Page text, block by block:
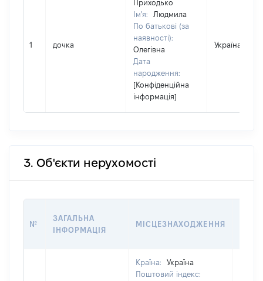
1 дочка
Приходько
Ім'я:
Людмила
По батькові (за
наявності):
Олегівна
Дата
народження:
[Конфіденційна
інформація]
Україна
3. Об'єкти нерухомості
№
ЗАГАЛЬНА
ІНФОРМАЦІЯ
МІСЦЕЗНАХОДЖЕННЯ
Країна:
Україна
Поштовий індекс: